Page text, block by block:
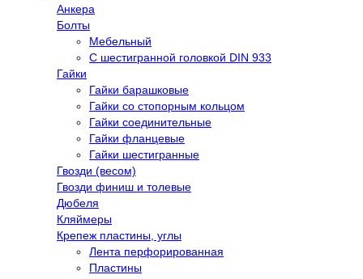
Анкера
Болты
Мебельный
С шестигранной головкой DIN 933
Гайки
Гайки барашковые
Гайки со стопорным кольцом
Гайки соединительные
Гайки фланцевые
Гайки шестигранные
Гвозди (весом)
Гвозди финиш и толевые
Дюбеля
Кляймеры
Крепеж пластины, углы
Лента перфорированная
Пластины